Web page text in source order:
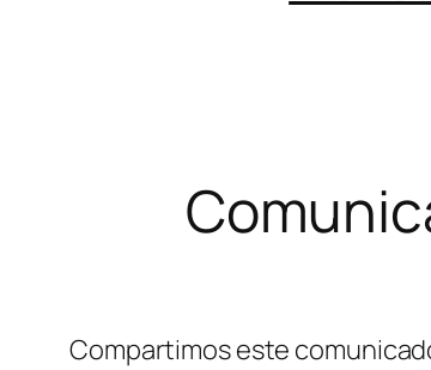
Compartimos este